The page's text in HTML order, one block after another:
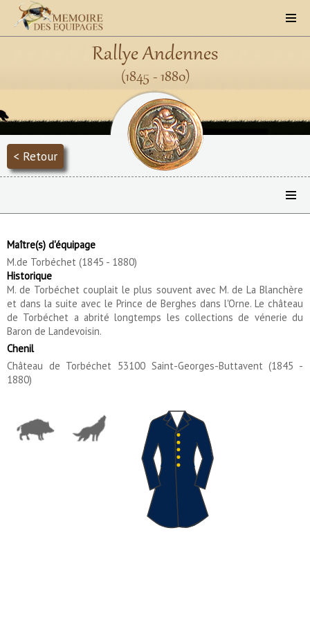
Rallye Andennes
(1845 - 1880)
< Retour
Maître(s) d'équipage
M.de Torbéchet (1845 - 1880)
Historique
M. de Torbéchet couplait le plus souvent avec M. de La Blanchère
et dans la suite avec le Prince de Berghes dans l'Orne. Le château
de Torbéchet a abrité longtemps les collections de vénerie du
Baron de Landevoisin.
Chenil
Château de Torbéchet 53100 Saint-Georges-Buttavent (1845 -
1880)